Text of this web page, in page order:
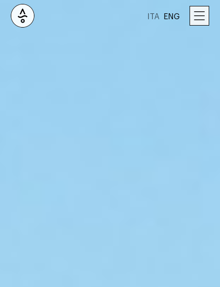
ITA ENG